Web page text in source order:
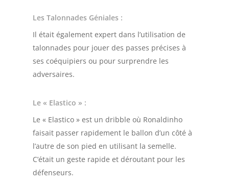
Les Talonnades Géniales :
Il était également expert dans l’utilisation de
talonnades pour jouer des passes précises à
ses coéquipiers ou pour surprendre les
adversaires.
Le « Elastico » :
Le « Elastico » est un dribble où Ronaldinho
faisait passer rapidement le ballon d’un côté à
l’autre de son pied en utilisant la semelle.
C’était un geste rapide et déroutant pour les
défenseurs.